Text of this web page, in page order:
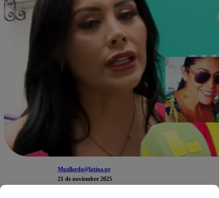
Mgallardo@latina.pe
21 de noviembre 2025